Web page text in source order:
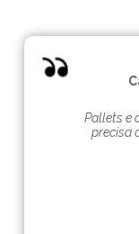
Pallets e
precisa